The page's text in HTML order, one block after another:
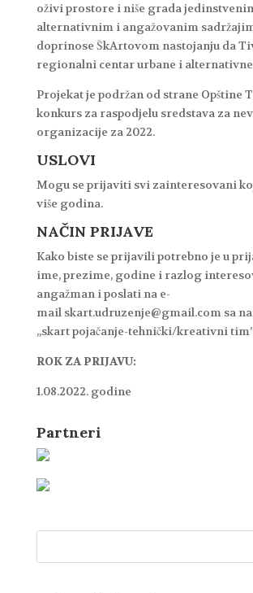
oživi prostore i niše grada
alternativnim i angažovanim
doprinose ŠkArtovom nastojanju da
regionalni centar urbane i
Projekat je podržan od strane Opštine
konkurs za raspodjelu sredstava za
organizacije za 2022.
USLOVI
Mogu se prijaviti svi zainteresovani
više godina.
NAČIN PRIJAVE
Kako biste se prijavili potrebno je u
ime, prezime, godine i razlog
angažman i poslati na e-
mail skart.udruzenje@gmail.com sa
,,skart pojačanje-tehnički/kreativni
ROK ZA PRIJAVU:
1.08.2022. godine
Partneri